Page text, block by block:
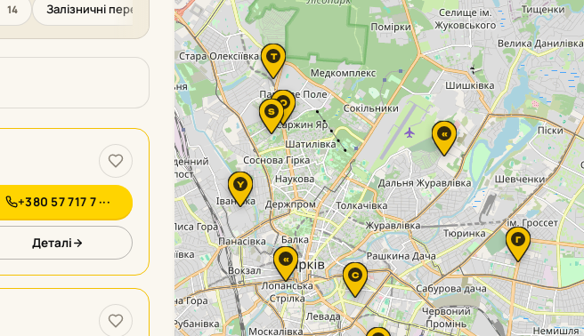
14 Залізничні перевезення 12 Авіаперевезення 4
+380 57 717 7 ···
Деталі
Y
С
Т
S
O
«
«
Г